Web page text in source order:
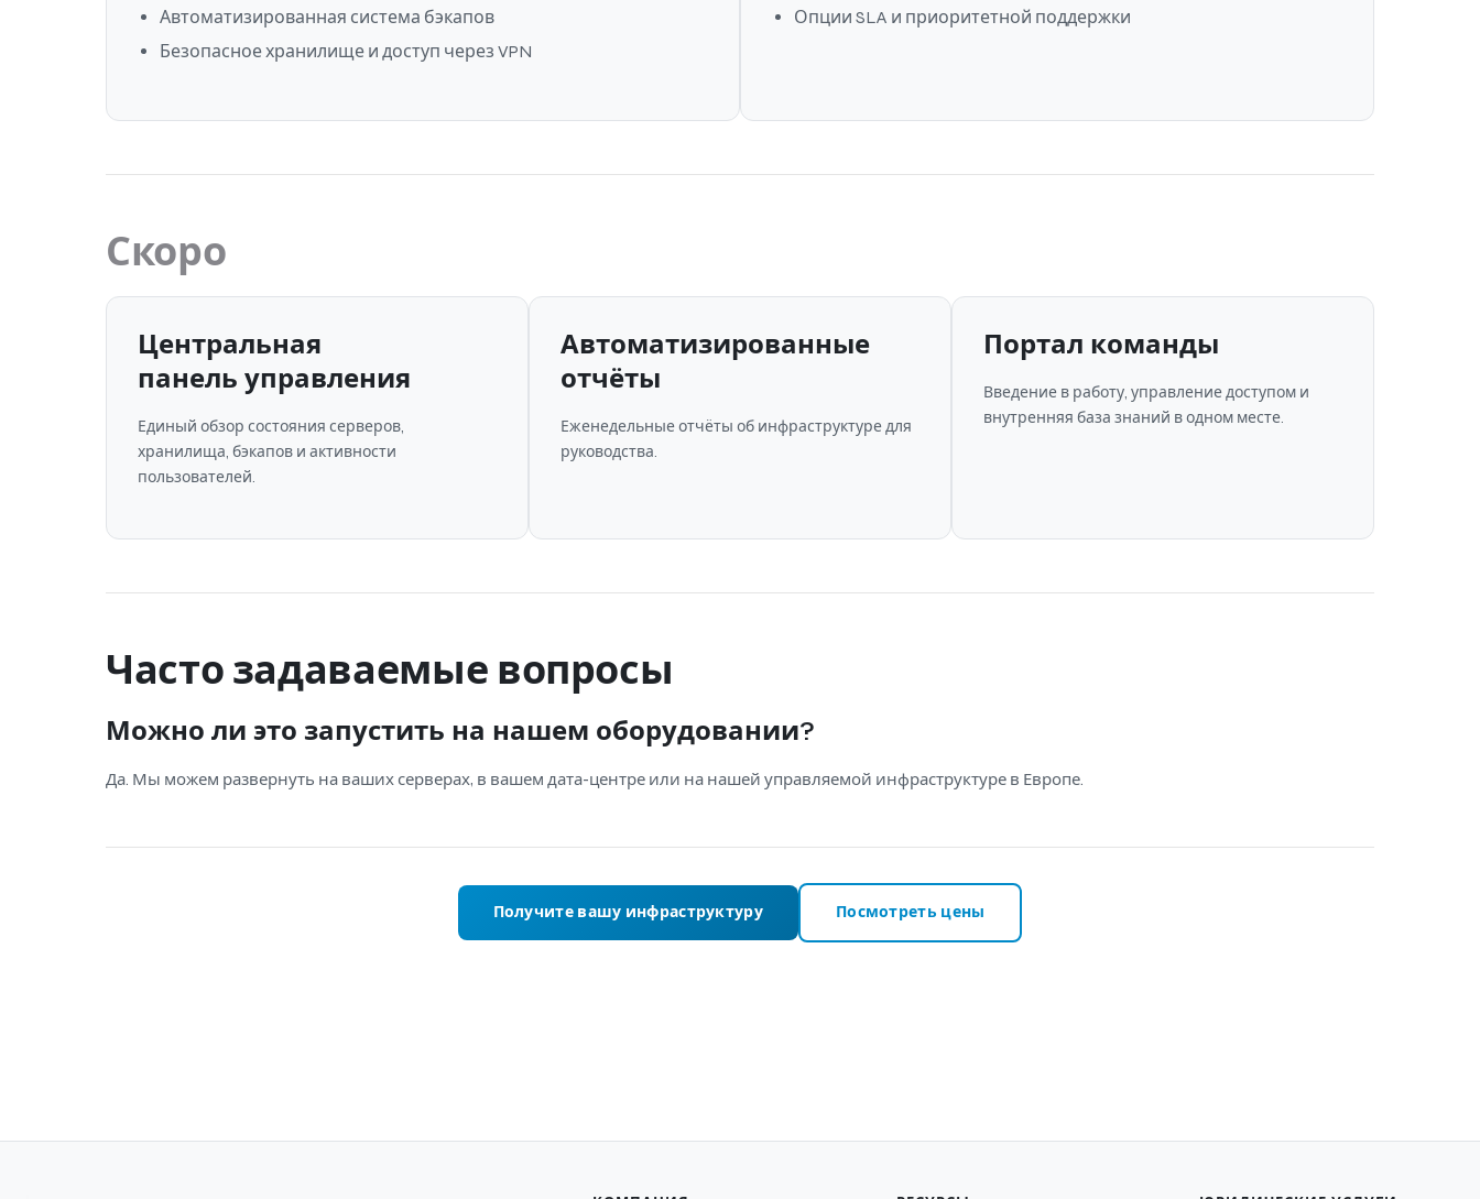
Автоматизированная система бэкапов
Безопасное хранилище и доступ через VPN
Опции SLA и приоритетной поддержки
Скоро
Центральная
панель управления
Единый обзор состояния серверов,
хранилища, бэкапов и активности
пользователей.
Автоматизированные
отчёты
Еженедельные отчёты об инфраструктуре для
руководства.
Портал команды
Введение в работу, управление доступом и
внутренняя база знаний в одном месте.
Часто задаваемые вопросы
Можно ли это запустить на нашем оборудовании?
Да. Мы можем развернуть на ваших серверах, в вашем дата-центре или на нашей управляемой инфраструктуре в Европе.
Получите вашу инфраструктуру Посмотреть цены